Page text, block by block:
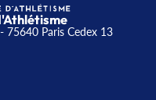
75640 Paris Cedex 13